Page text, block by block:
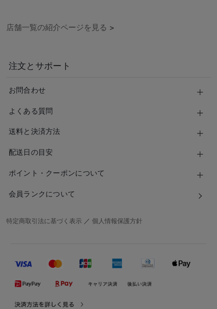
店舗一覧の紹介ページを見る >
注文とサポート
お問合わせ
よくある質問
送料と決済方法
配送日の目安
ポイント・クーポンについて
会員ランクについて
特定商取引法に基づく表示 ／個人情報保護方針